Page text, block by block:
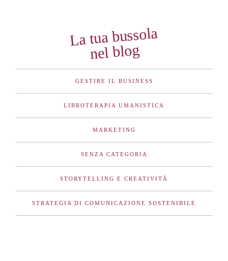
La tua bussola
nel blog
GESTIRE IL BUSINESS
LIBROTERAPIA UMANISTICA
MARKETING
SENZA CATEGORIA
STORYTELLING E CREATIVITÀ
STRATEGIA DI COMUNICAZIONE SOSTENIBILE